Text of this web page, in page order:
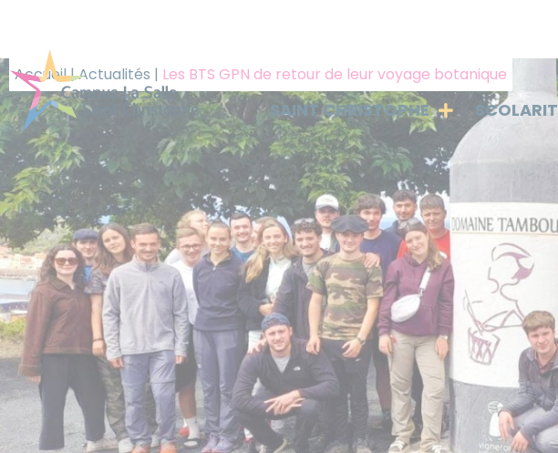
SAINT CHRISTOPHE
Accueil|Actualités | Les BTS GPN de retour de leur voyage botanique